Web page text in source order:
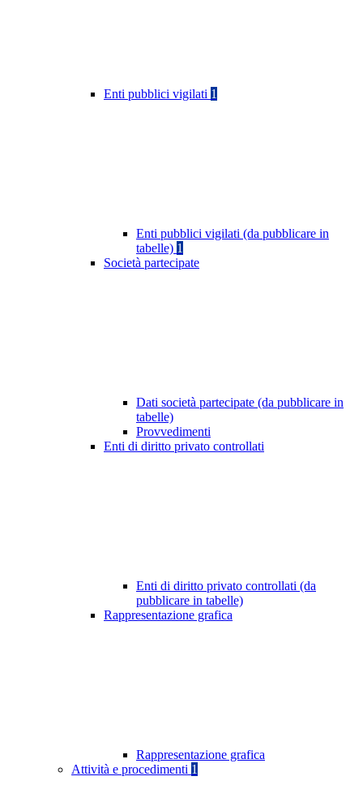
Enti pubblici vigilati 1
Enti pubblici vigilati (da pubblicare in
tabelle) 1
Società partecipate
Dati società partecipate (da pubblicare in
tabelle)
Provvedimenti
Enti di diritto privato controllati
Enti di diritto privato controllati (da
pubblicare in tabelle)
Rappresentazione grafica
Rappresentazione grafica
Attività e procedimenti 1